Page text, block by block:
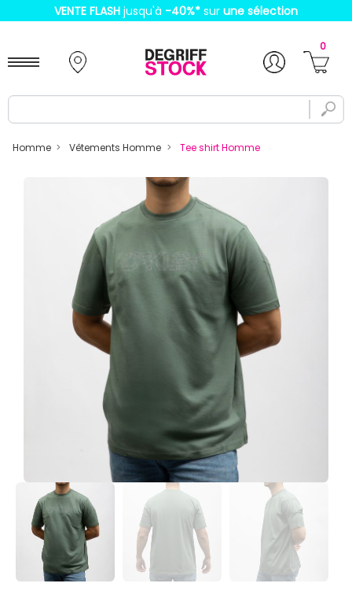
VENTE FLASH jusqu'à -40%* sur une sélection
0
Homme Vêtements Homme Tee shirt Homme